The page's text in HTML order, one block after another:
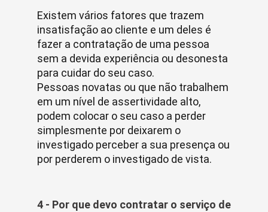
Existem vários fatores que trazem
insatisfação ao cliente e um deles é
fazer a contratação de uma pessoa
sem a devida experiência ou desonesta
para cuidar do seu caso.
Pessoas novatas ou que não trabalhem
em um nível de assertividade alto,
podem colocar o seu caso a perder
simplesmente por deixarem o
investigado perceber a sua presença ou
por perderem o investigado de vista.
4 - Por que devo contratar o serviço de